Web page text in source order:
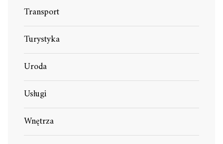
Transport
Turystyka
Uroda
Usługi
Wnętrza